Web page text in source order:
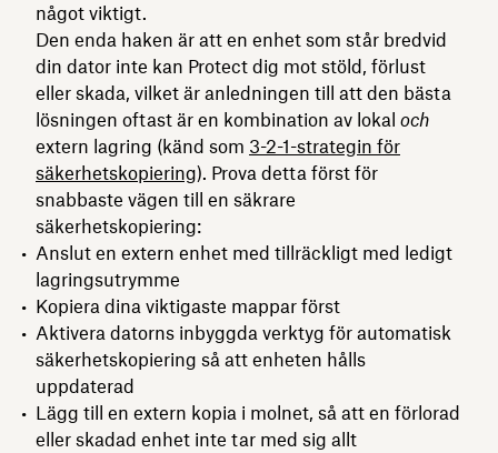
något viktigt.
Den enda haken är att en enhet som står bredvid
din dator inte kan Protect dig mot stöld, förlust
eller skada, vilket är anledningen till att den bästa
lösningen oftast är en kombination av lokal och
extern lagring (känd som 3-2-1-strategin för
säkerhetskopiering). Prova detta först för
snabbaste vägen till en säkrare
säkerhetskopiering:
Anslut en extern enhet med tillräckligt med ledigt
lagringsutrymme
Kopiera dina viktigaste mappar först
Aktivera datorns inbyggda verktyg för automatisk
säkerhetskopiering så att enheten hålls
uppdaterad
Lägg till en extern kopia i molnet, så att en förlorad
eller skadad enhet inte tar med sig allt